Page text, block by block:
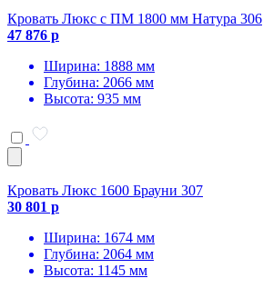
Кровать Люкс с ПМ 1800 мм Натура 306
47 876 р
Ширина: 1888 мм
Глубина: 2066 мм
Высота: 935 мм
Кровать Люкс 1600 Брауни 307
30 801 р
Ширина: 1674 мм
Глубина: 2064 мм
Высота: 1145 мм